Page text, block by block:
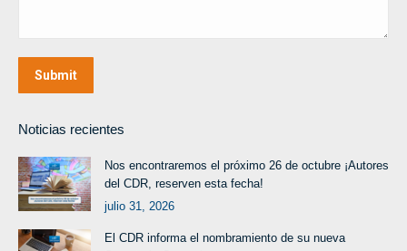
Submit
Noticias recientes
Nos encontraremos el próximo 26 de octubre ¡Autores
del CDR, reserven esta fecha!
julio 31, 2026
El CDR informa el nombramiento de su nueva